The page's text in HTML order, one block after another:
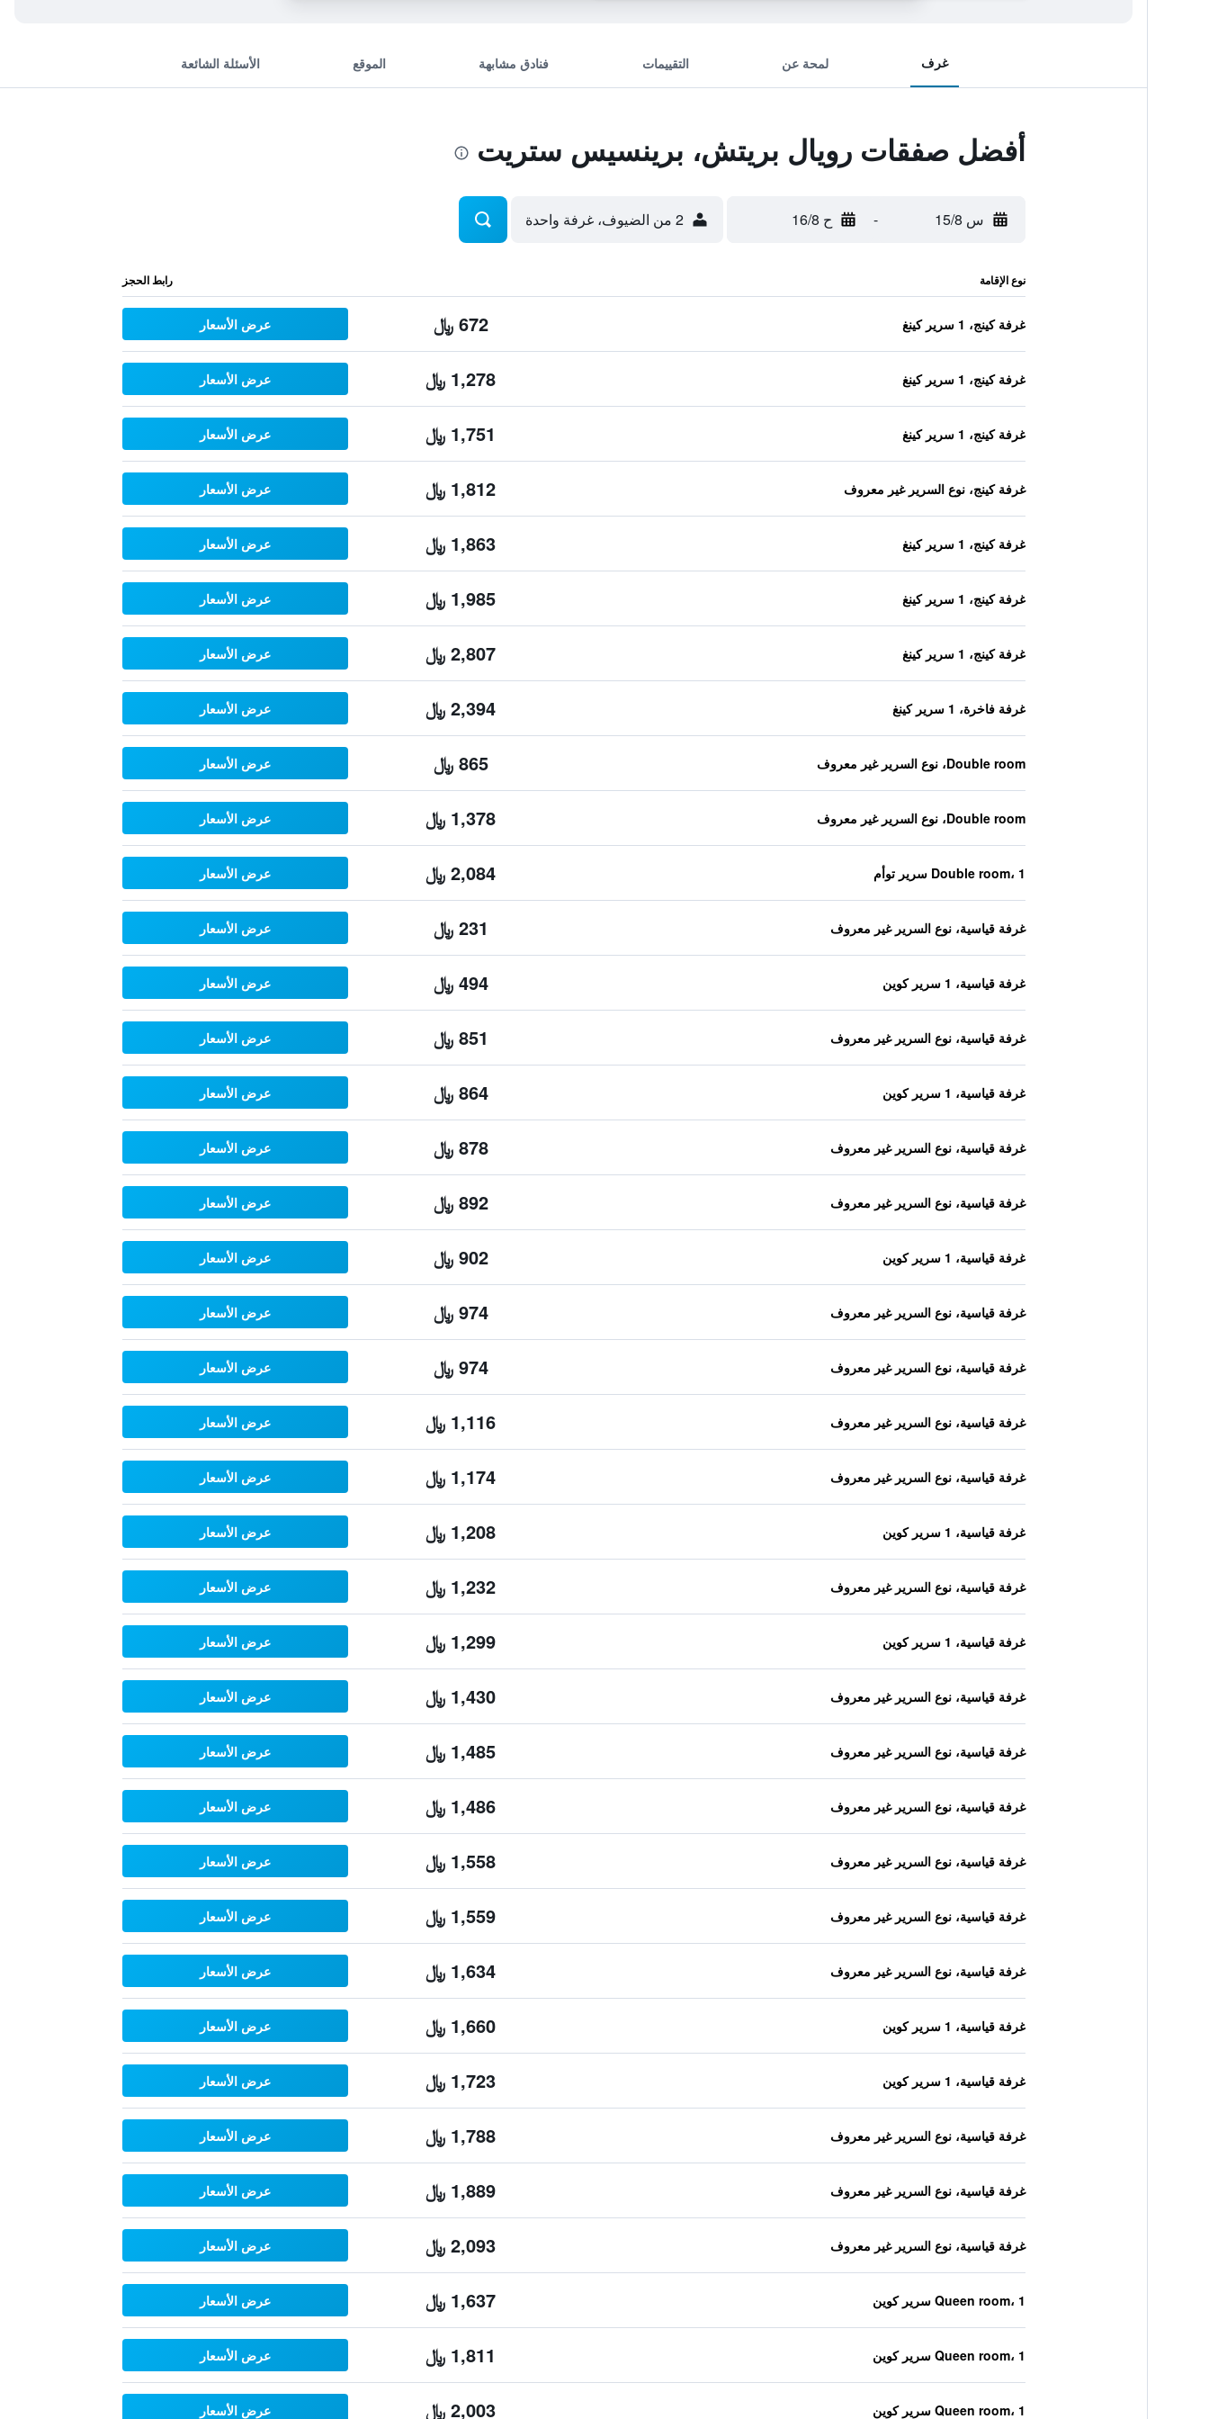
غرف لمحة عن التقييمات فنادق مشابهة الموقع الأسئلة الشائعة
أفضل صفقات رويال بريتش، برينسيس ستريت
س 15/8 - ح 16/8 2 من الضيوف، غرفة واحدة
نوع الإقامة رابط الحجز
غرفة كينج، 1 سرير كينغ 672 ﷼ عرض الأسعار
غرفة كينج، 1 سرير كينغ 1,278 ﷼ عرض الأسعار
غرفة كينج، 1 سرير كينغ 1,751 ﷼ عرض الأسعار
غرفة كينج، نوع السرير غير معروف 1,812 ﷼ عرض الأسعار
غرفة كينج، 1 سرير كينغ 1,863 ﷼ عرض الأسعار
غرفة كينج، 1 سرير كينغ 1,985 ﷼ عرض الأسعار
غرفة كينج، 1 سرير كينغ 2,807 ﷼ عرض الأسعار
غرفة فاخرة، 1 سرير كينغ 2,394 ﷼ عرض الأسعار
Double room، نوع السرير غير معروف 865 ﷼ عرض الأسعار
Double room، نوع السرير غير معروف 1,378 ﷼ عرض الأسعار
Double room، 1 سرير توأم 2,084 ﷼ عرض الأسعار
غرفة قياسية، نوع السرير غير معروف 231 ﷼ عرض الأسعار
غرفة قياسية، 1 سرير كوين 494 ﷼ عرض الأسعار
غرفة قياسية، نوع السرير غير معروف 851 ﷼ عرض الأسعار
غرفة قياسية، 1 سرير كوين 864 ﷼ عرض الأسعار
غرفة قياسية، نوع السرير غير معروف 878 ﷼ عرض الأسعار
غرفة قياسية، نوع السرير غير معروف 892 ﷼ عرض الأسعار
غرفة قياسية، 1 سرير كوين 902 ﷼ عرض الأسعار
غرفة قياسية، نوع السرير غير معروف 974 ﷼ عرض الأسعار
غرفة قياسية، نوع السرير غير معروف 974 ﷼ عرض الأسعار
غرفة قياسية، نوع السرير غير معروف 1,116 ﷼ عرض الأسعار
غرفة قياسية، نوع السرير غير معروف 1,174 ﷼ عرض الأسعار
غرفة قياسية، 1 سرير كوين 1,208 ﷼ عرض الأسعار
غرفة قياسية، نوع السرير غير معروف 1,232 ﷼ عرض الأسعار
غرفة قياسية، 1 سرير كوين 1,299 ﷼ عرض الأسعار
غرفة قياسية، نوع السرير غير معروف 1,430 ﷼ عرض الأسعار
غرفة قياسية، نوع السرير غير معروف 1,485 ﷼ عرض الأسعار
غرفة قياسية، نوع السرير غير معروف 1,486 ﷼ عرض الأسعار
غرفة قياسية، نوع السرير غير معروف 1,558 ﷼ عرض الأسعار
غرفة قياسية، نوع السرير غير معروف 1,559 ﷼ عرض الأسعار
غرفة قياسية، نوع السرير غير معروف 1,634 ﷼ عرض الأسعار
غرفة قياسية، 1 سرير كوين 1,660 ﷼ عرض الأسعار
غرفة قياسية، 1 سرير كوين 1,723 ﷼ عرض الأسعار
غرفة قياسية، نوع السرير غير معروف 1,788 ﷼ عرض الأسعار
غرفة قياسية، نوع السرير غير معروف 1,889 ﷼ عرض الأسعار
غرفة قياسية، نوع السرير غير معروف 2,093 ﷼ عرض الأسعار
Queen room، 1 سرير كوين 1,637 ﷼ عرض الأسعار
Queen room، 1 سرير كوين 1,811 ﷼ عرض الأسعار
Queen room، 1 سرير كوين 2,003 ﷼ عرض الأسعار